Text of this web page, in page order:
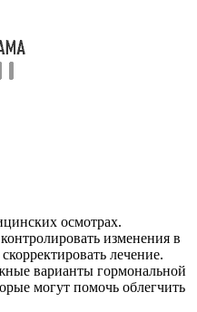
осмотрах.
изменения в
лечение.
варианты гормональной
могут помочь облегчить